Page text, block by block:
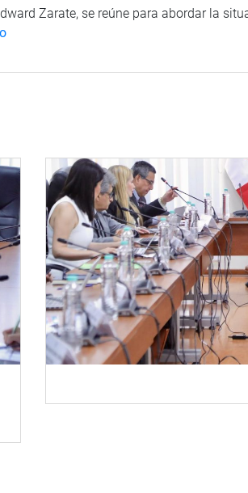
Zarate, se reúne para abordar la